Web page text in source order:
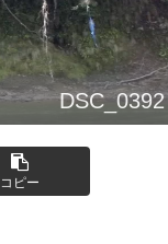
DSC_0392
コピー